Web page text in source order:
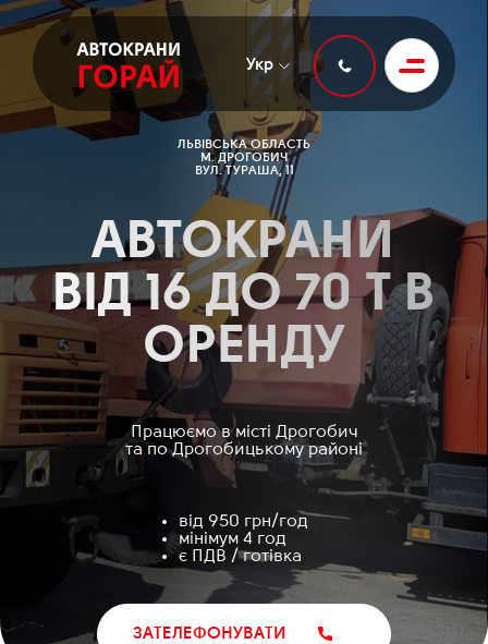
Укр
ЛЬВІВСЬКА ОБЛАСТЬ
М. ДРОГОБИЧ
ВУЛ. ТУРАША, 11
АВТОКРАНИ
ВІД 16 ДО 70 Т В
ОРЕНДУ
Працюємо в місті Дрогобич
та по Дрогобицькому районі
від 950 грн/год
мінімум 4 год
є ПДВ / готівка
ЗАТЕЛЕФОНУВАТИ